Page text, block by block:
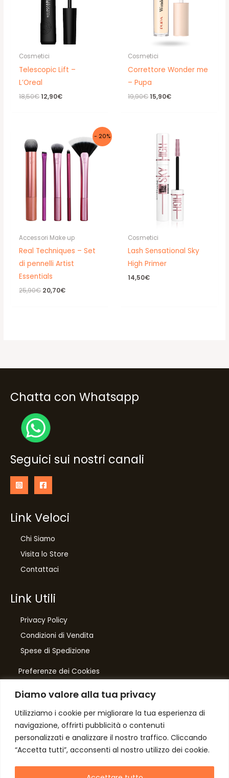
Diamo valore alla tua privacy
Utilizziamo i cookie per migliorare la tua esperienza di
navigazione, offrirti pubblicità o contenuti
personalizzati e analizzare il nostro traffico. Cliccando
“Accetta tutti”, acconsenti al nostro utilizzo dei cookie.
Cosmetici
Telescopic Lift –
L’Oreal
18,50€Il
12,90€Il
Cosmetici
Correttore Wonder me
– Pupa
19,90€Il
15,90€Il
- 20%
Accessori Make up
Real Techniques – Set
di pennelli Artist
Essentials
25,90€ Il
20,70€Il
Cosmetici
Lash Sensational Sky
High Primer
14,50€
Chatta con Whatsapp
Seguici sui nostri canali
Link Veloci
Chi Siamo
Visita lo Store
Contattaci
Link Utili
Privacy Policy
Condizioni di Vendita
Spese di Spedizione
Preferenze dei Cookies
Number One
di Domenico Toccacieli
Via G. Mazzini 5/C
61033 FERMIGNANO PU
C.F. TCCDNC64A31D541L
di sconto, solo per te
Iscriviti per ricevere il tuo sconto esclusivo e
e offerte!